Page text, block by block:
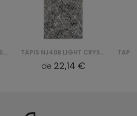
TAPIS NJ69A LIGHT CRYSTAL HBC - ZIELONY TAPIS NJ40B LIGHT CRYSTAL HBB - SZARY
de 22,14 €